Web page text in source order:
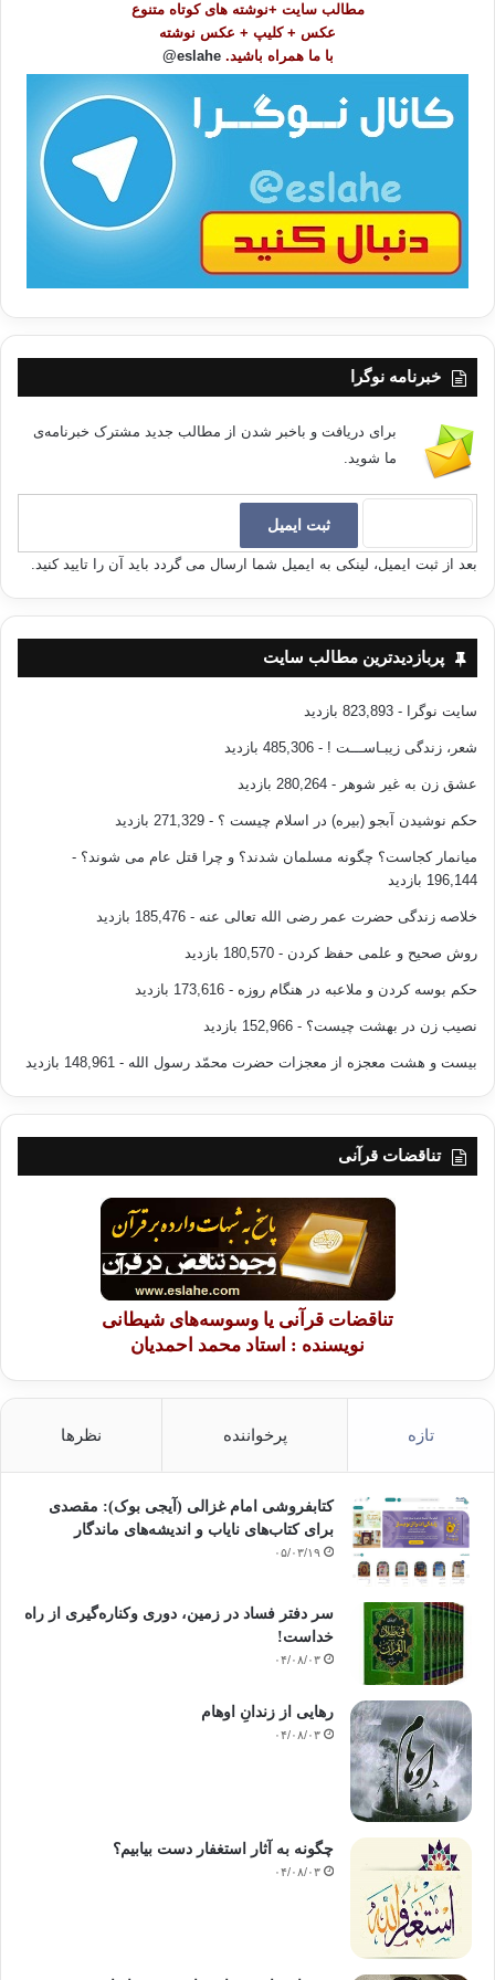
مطالب سایت +نوشته های کوتاه متنوع
عکس + کلیپ + عکس نوشته
با ما همراه باشید. eslahe@
خبرنامه نوگرا
برای دریافت و باخبر شدن از مطالب جدید مشترک خبرنامه‌ی
ما شوید.
بعد از ثبت ایمیل، لینکی به ایمیل شما ارسال می گردد باید آن را تایید کنید.
پربازدیدترین مطالب سایت
سایت نوگرا - 823,893 بازدید
شعر، زندگی زیبـاســـت ! - 485,306 بازدید
عشق زن به غیر شوهر - 280,264 بازدید
حکم نوشیدن آبجو (بیره) در اسلام چیست ؟ - 271,329 بازدید
میانمار کجاست؟ چگونه مسلمان شدند؟ و چرا قتل عام می شوند؟ -
196,144 بازدید
خلاصه زندگی حضرت عمر رضی الله تعالی عنه - 185,476 بازدید
روش صحیح و علمی حفظ کردن - 180,570 بازدید
حکم بوسه کردن و ملاعبه در هنگام روزه - 173,616 بازدید
نصیب زن در بهشت چیست؟ - 152,966 بازدید
بیست و هشت معجزه از معجزات حضرت محمّد رسول الله - 148,961 بازدید
تناقضات قرآنی
تناقضات قرآنی یا وسوسه‌های شیطانی
نویسنده : استاد محمد احمدیان
تازه پرخواننده نظرها
کتابفروشی امام غزالی (آیجی بوک): مقصدی
برای کتاب‌های نایاب و اندیشه‌های ماندگار
۰۵/۰۳/۱۹
سر دفتر فساد در زمین‌، دوری وکناره‌گیری از راه
خداست‌!
۰۴/۰۸/۰۳
رهایی از زندانِ اوهام
۰۴/۰۸/۰۳
چگونه به آثار استغفار دست بیابیم؟
۰۴/۰۸/۰۳